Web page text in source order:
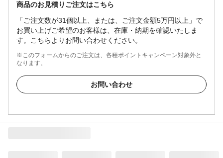
商品のお見積りご注文はこちら
「ご注文数が31個以上、または、ご注文金額5万円以上」で
お買い上げご希望のお客様は、在庫・納期を確認いたしま
す。こちらよりお問い合わせください。
※このフォームからのご注文は、各種ポイントキャンペーン対象外と
なります。
お問い合わせ